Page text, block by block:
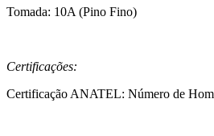
Tomada: 10A (Pino Fino)
Certificações:
Certificação ANATEL: Número de